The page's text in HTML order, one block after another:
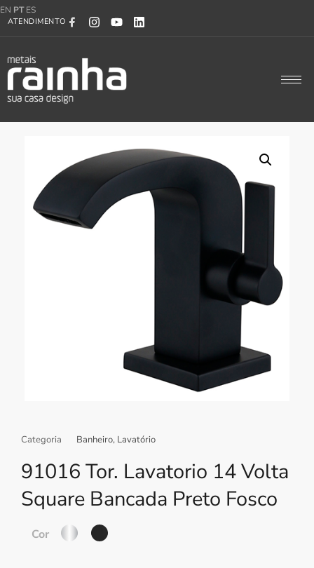
EN PT ES
ATENDIMENTO
Categoria Banheiro, Lavatório
91016 Tor. Lavatorio 14 Volta
Square Bancada Preto Fosco
Cor